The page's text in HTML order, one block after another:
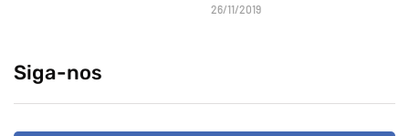
26/11/2019
Siga-nos